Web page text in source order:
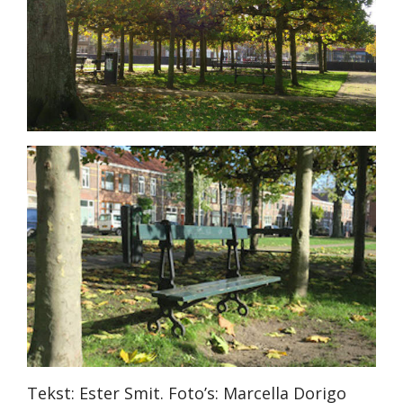
Tekst: Ester Smit. Foto’s: Marcella Dorigo